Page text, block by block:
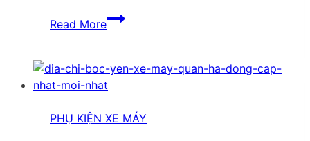
Read More
Top
04
chỉ
bọc
xe
PHỤ KIỆN XE MÁY